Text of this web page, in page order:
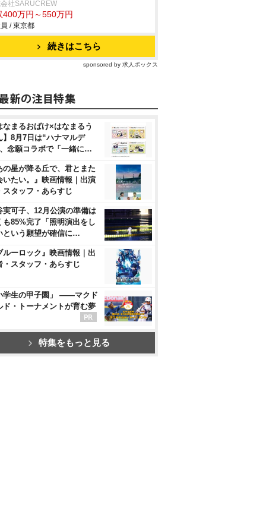
社SARUCREW
400万円～550万円
/ 東京都
続きはこちら
sponsored by 求人ボックス
なまるおばけ×はなまるう
】8月7日は“ハナマルデ
念願コラボで「一緒に…
の星が降る丘で、君とまた
いたい。』映画情報｜出演
スタッフ・あらすじ
実可子、12月公演の準備は
も85%完了「照明演出をし
という願望が確信に…
ルーロック』映画情報｜出
・スタッフ・あらすじ
学生の甲子園」 ――マクド
ド・トーナメントが育む夢
特集をもっと見る